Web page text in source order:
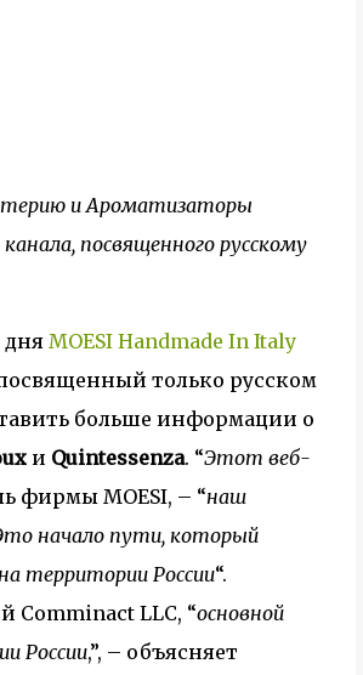
и Ароматизаторы
посвященного русскому
дняMOESI Handmade In Italy
только русском
больше информации о
и Quintessenza. “Этот веб-
фирмы MOESI, – “наш
начало пути, который
территории России“.
Comminact LLC, “основной
России,”, – объясняет